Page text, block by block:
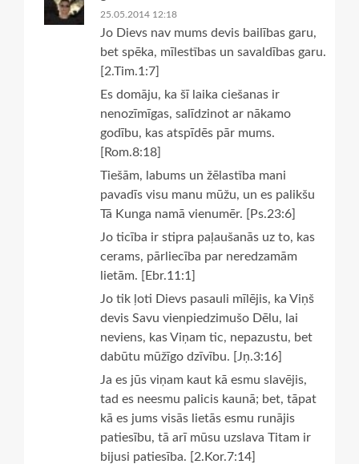
25.05.2014 12:18
Jo Dievs nav mums devis bailības garu,
bet spēka, mīlestības un savaldības garu.
[2.Tim.1:7]
Es domāju, ka šī laika ciešanas ir
nenozīmīgas, salīdzinot ar nākamo
godību, kas atspīdēs pār mums.
[Rom.8:18]
Tiešām, labums un žēlastība mani
pavadīs visu manu mūžu, un es palikšu
Tā Kunga namā vienumēr. [Ps.23:6]
Jo ticība ir stipra paļaušanās uz to, kas
cerams, pārliecība par neredzamām
lietām. [Ebr.11:1]
Jo tik ļoti Dievs pasauli mīlējis, ka Viņš
devis Savu vienpiedzimušo Dēlu, lai
neviens, kas Viņam tic, nepazustu, bet
dabūtu mūžīgo dzīvību. [Jņ.3:16]
Ja es jūs viņam kaut kā esmu slavējis,
tad es neesmu palicis kaunā; bet, tāpat
kā es jums visās lietās esmu runājis
patiesību, tā arī mūsu uzslava Titam ir
bijusi patiesība. [2.Kor.7:14]